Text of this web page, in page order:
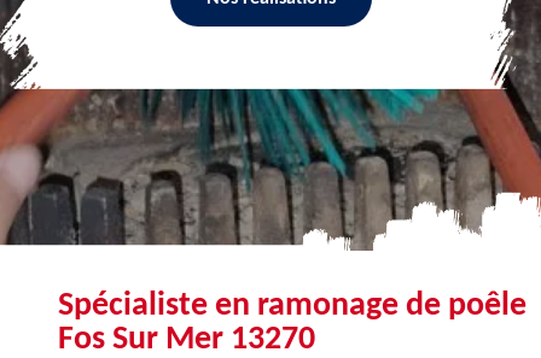
Spécialiste en ramonage de poêle
Fos Sur Mer 13270